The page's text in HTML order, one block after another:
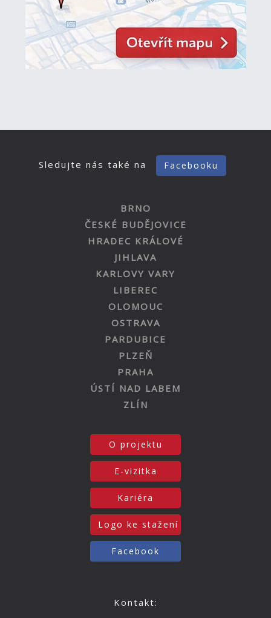
Sledujte nás také na Facebooku
BRNO
ČESKÉ BUDĚJOVICE
HRADEC KRÁLOVÉ
JIHLAVA
KARLOVY VARY
LIBEREC
OLOMOUC
OSTRAVA
PARDUBICE
PLZEŇ
PRAHA
ÚSTÍ NAD LABEM
ZLÍN
O projektu
E-vizitka
Kariéra
Logo ke stažení
Facebook
Kontakt: